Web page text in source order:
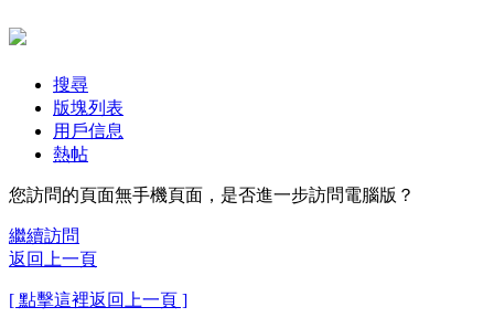
搜尋
版塊列表
用戶信息
熱帖
您訪問的頁面無手機頁面，是否進一步訪問電腦版？
繼續訪問
返回上一頁
[ 點擊這裡返回上一頁 ]